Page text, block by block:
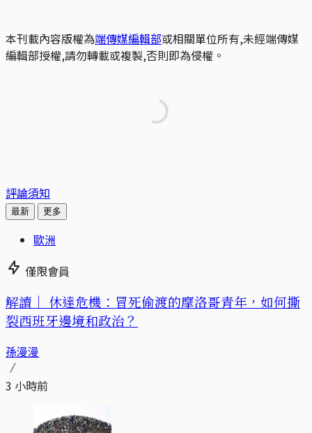
本刊載內容版權為端傳媒編輯部或相關單位所有,未經端傳媒
編輯部授權,請勿轉載或複製,否則即為侵權。
評論須知
最新 更多
歐洲
僅限會員
解讀｜ 休達危機：冒死偷渡的摩洛哥青年，如何撕
裂西班牙邊境和政治？
孫漫漫
3 小時前